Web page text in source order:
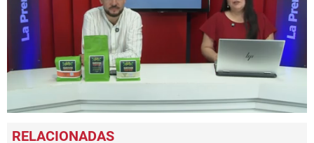
seconds
of